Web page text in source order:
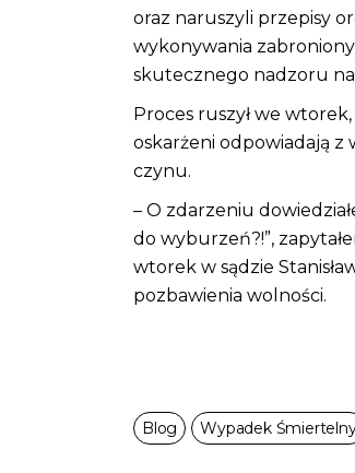
oraz naruszyli przepisy
wykonywania
skutecznego nadzoru
Proces ruszył we
oskarżeni odpowiadają z
czynu.
– O zdarzeniu
do wyburzeń?!”,
wtorek w sądzie
pozbawienia wolności.
Blog Wypadek